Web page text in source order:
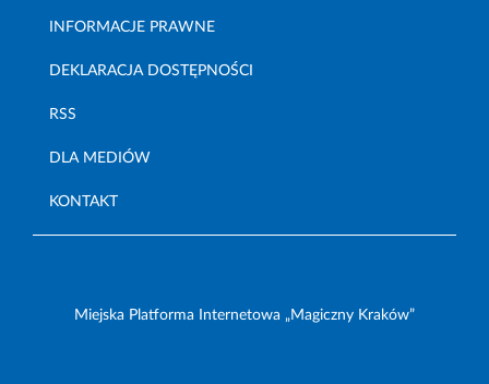
INFORMACJE PRAWNE
DEKLARACJA DOSTĘPNOŚCI
RSS
DLA MEDIÓW
KONTAKT
Miejska Platforma Internetowa „Magiczny Kraków”